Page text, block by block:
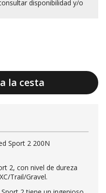
la cesta
Sport 2 200N
2, con nivel de dureza
Trail/Gravel.